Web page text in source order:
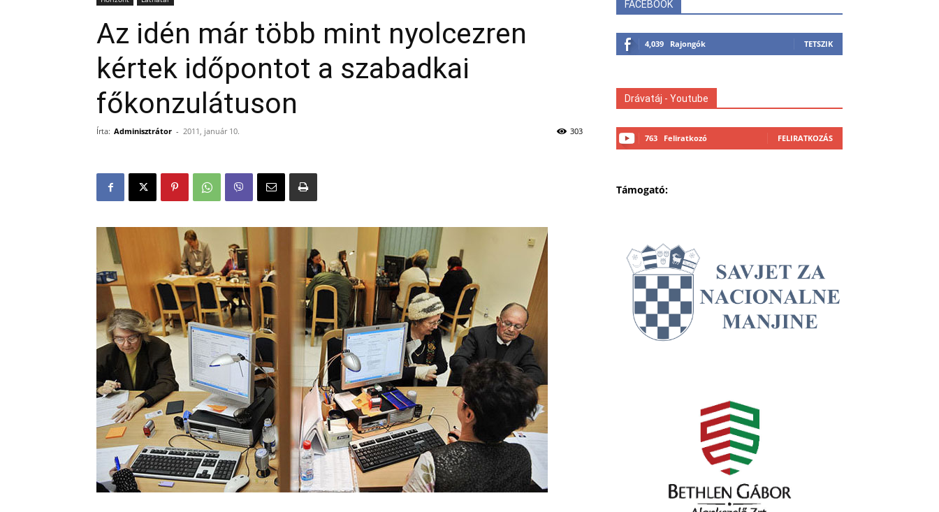
Az idén már több mint nyolcezren
kértek időpontot a szabadkai
főkonzulátuson
Írta: Adminisztrátor - 2011, január 10. 303
FACEBOOK
4,039 Rajongók TETSZIK
Drávatáj - Youtube
763 Feliratkozó FELIRATKOZÁS
Támogató: